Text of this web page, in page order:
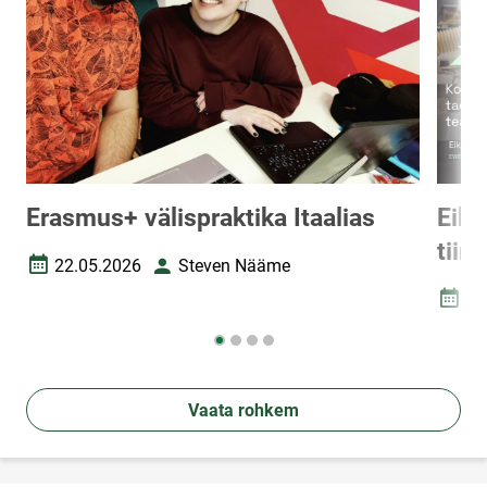
Erasmus+ välispraktika Itaalias
Loomise kuupäev
22.05.2026 AutorSteven Nääme
Eik
Vaata rohkem